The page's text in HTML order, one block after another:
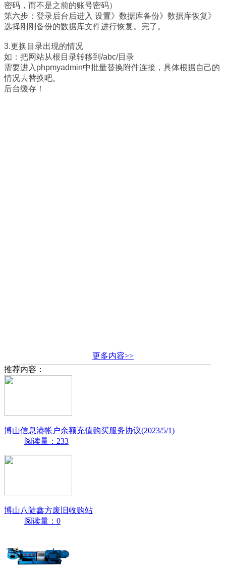
密码，而不是之前的账号密码）
第六步：登录后台后进入 设置》数据库备份》数据库恢复》
选择刚刚备份的数据库文件进行恢复。完了。
3.更换目录出现的情况
如：把网站从根目录转移到/abc/目录
需要进入phpmyadmin中批量替换附件连接，具体根据自己的
情况去替换吧。
后台缓存！
更多内容>>
推荐内容：
博山信息港帐户余额充值购买服务协议(2023/5/1)
阅读量：233
博山八陡鑫方废旧收购站
阅读量：0